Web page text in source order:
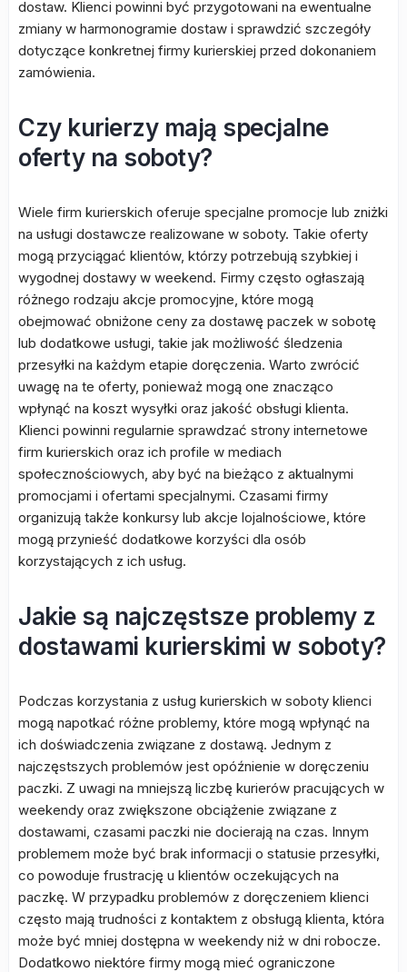
dostaw. Klienci powinni być przygotowani na ewentualne
zmiany w harmonogramie dostaw i sprawdzić szczegóły
dotyczące konkretnej firmy kurierskiej przed dokonaniem
zamówienia.
Czy kurierzy mają specjalne
oferty na soboty?
Wiele firm kurierskich oferuje specjalne promocje lub zniżki
na usługi dostawcze realizowane w soboty. Takie oferty
mogą przyciągać klientów, którzy potrzebują szybkiej i
wygodnej dostawy w weekend. Firmy często ogłaszają
różnego rodzaju akcje promocyjne, które mogą
obejmować obniżone ceny za dostawę paczek w sobotę
lub dodatkowe usługi, takie jak możliwość śledzenia
przesyłki na każdym etapie doręczenia. Warto zwrócić
uwagę na te oferty, ponieważ mogą one znacząco
wpłynąć na koszt wysyłki oraz jakość obsługi klienta.
Klienci powinni regularnie sprawdzać strony internetowe
firm kurierskich oraz ich profile w mediach
społecznościowych, aby być na bieżąco z aktualnymi
promocjami i ofertami specjalnymi. Czasami firmy
organizują także konkursy lub akcje lojalnościowe, które
mogą przynieść dodatkowe korzyści dla osób
korzystających z ich usług.
Jakie są najczęstsze problemy z
dostawami kurierskimi w soboty?
Podczas korzystania z usług kurierskich w soboty klienci
mogą napotkać różne problemy, które mogą wpłynąć na
ich doświadczenia związane z dostawą. Jednym z
najczęstszych problemów jest opóźnienie w doręczeniu
paczki. Z uwagi na mniejszą liczbę kurierów pracujących w
weekendy oraz zwiększone obciążenie związane z
dostawami, czasami paczki nie docierają na czas. Innym
problemem może być brak informacji o statusie przesyłki,
co powoduje frustrację u klientów oczekujących na
paczkę. W przypadku problemów z doręczeniem klienci
często mają trudności z kontaktem z obsługą klienta, która
może być mniej dostępna w weekendy niż w dni robocze.
Dodatkowo niektóre firmy mogą mieć ograniczone